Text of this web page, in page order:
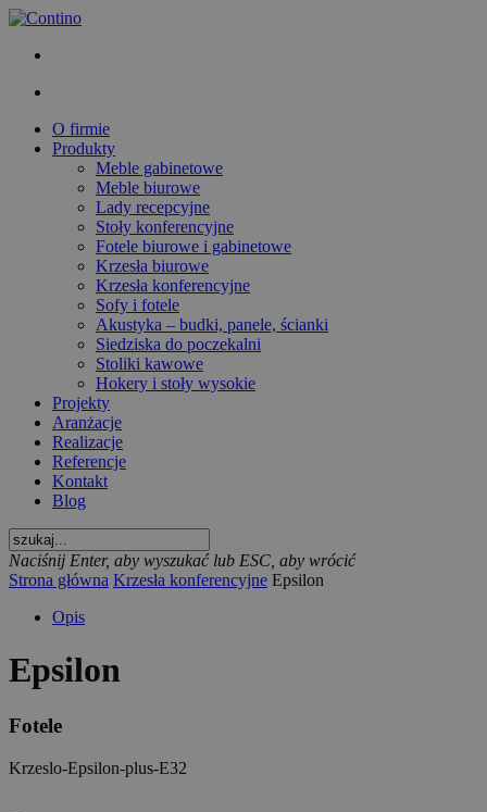
O firmie
Produkty
Meble gabinetowe
Meble biurowe
Lady recepcyjne
Stoły konferencyjne
Fotele biurowe i gabinetowe
Krzesła biurowe
Krzesła konferencyjne
Sofy i fotele
Akustyka – budki, panele, ścianki
Siedziska do poczekalni
Stoliki kawowe
Hokery i stoły wysokie
Projekty
Aranżacje
Realizacje
Referencje
Kontakt
Blog
Naciśnij Enter, aby wyszukać lub ESC, aby wrócić
Strona główna Krzesła konferencyjne Epsilon
Opis
Epsilon
Fotele
Krzeslo-Epsilon-plus-E32